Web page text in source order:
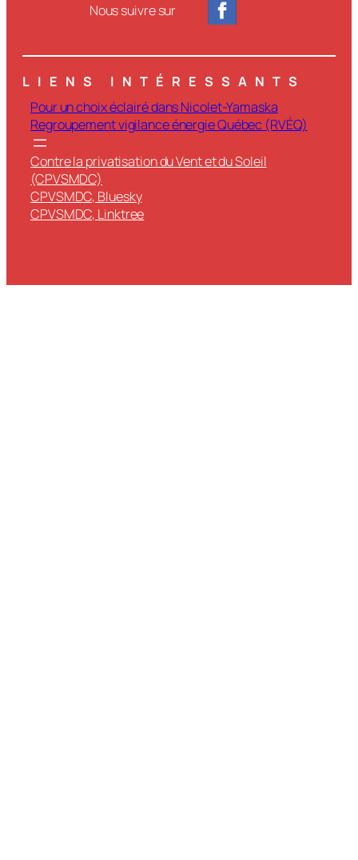
Nous suivre sur
LIENS INTÉRESSANTS
Pour un choix éclairé dans Nicolet-Yamaska
Regroupement vigilance énergie Québec (RVÉQ)
Contre la privatisation du Vent et du Soleil
(CPVSMDC)
CPVSMDC, Bluesky
CPVSMDC, Linktree